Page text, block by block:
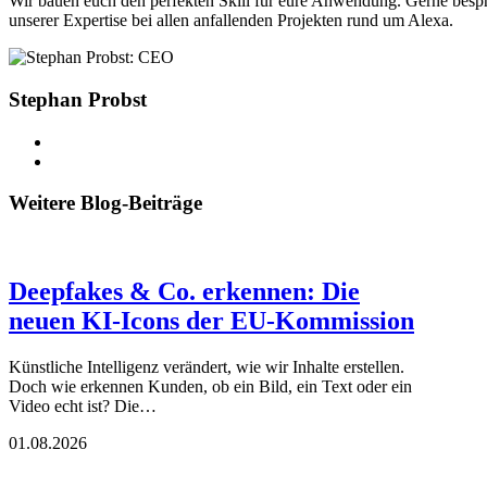
unserer Expertise bei allen anfallenden Projekten rund um Alexa.
Stephan Probst
Weitere Blog-Beiträge
Deepfakes & Co. erkennen: Die
neuen KI-Icons der EU-Kommission
Künstliche Intelligenz verändert, wie wir Inhalte erstellen.
Doch wie erkennen Kunden, ob ein Bild, ein Text oder ein
Video echt ist? Die…
01.08.2026